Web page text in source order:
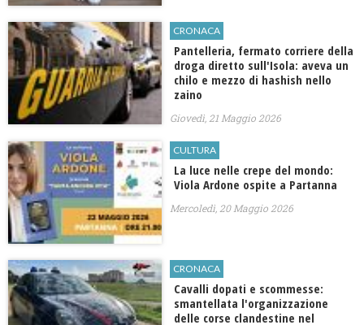
CRONACA
Pantelleria, fermato corriere della
droga diretto sull'Isola: aveva un
chilo e mezzo di hashish nello
zaino
Giovedì, 21 Maggio 2026
CULTURA
La luce nelle crepe del mondo:
Viola Ardone ospite a Partanna
Mercoledì, 20 Maggio 2026
CRONACA
Cavalli dopati e scommesse:
smantellata l'organizzazione
delle corse clandestine nel